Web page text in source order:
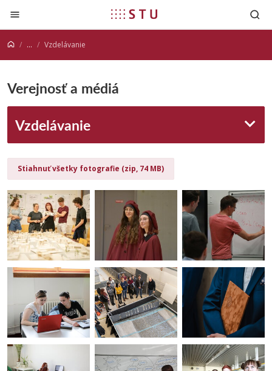
Prejsť na obsah
... Vzdelávanie
Verejnosť a médiá
Vzdelávanie
Stiahnuť všetky fotografie (zip, 74 MB)